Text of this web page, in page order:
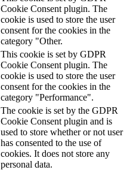
Cookie Consent plugin. The
cookie is used to store the user
consent for the cookies in the
category "Other.
This cookie is set by GDPR
Cookie Consent plugin. The
cookie is used to store the user
consent for the cookies in the
category "Performance".
The cookie is set by the GDPR
Cookie Consent plugin and is
used to store whether or not user
has consented to the use of
cookies. It does not store any
personal data.